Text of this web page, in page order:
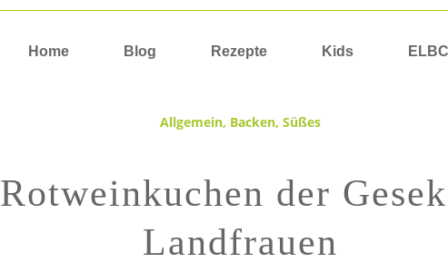
Home Blog Rezepte Kids
Allgemein, Backen, Süßes
Rotweinkuchen der
Landfrauen